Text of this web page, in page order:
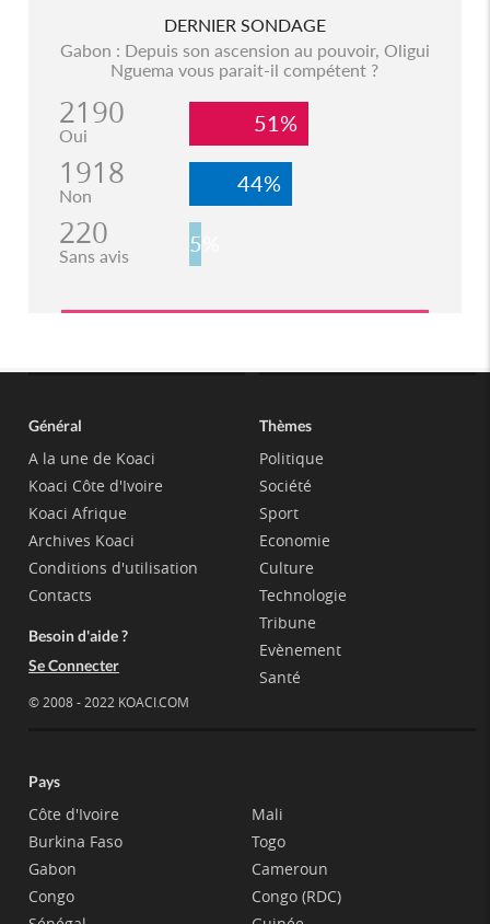
DERNIER SONDAGE
Gabon : Depuis son ascension au pouvoir, Oligui
Nguema vous parait-il compétent ?
2190
Oui 51%
1918
Non 44%
220
Sans avis 5%
Général
A la une de Koaci
Koaci Côte d'Ivoire
Koaci Afrique
Archives Koaci
Conditions d'utilisation
Contacts
Besoin d'aide ?
Se Connecter
© 2008 - 2022 KOACI.COM
Thèmes
Politique
Société
Sport
Economie
Culture
Technologie
Tribune
Evènement
Santé
Pays
Côte d'Ivoire
Burkina Faso
Gabon
Congo
Mali
Togo
Cameroun
Congo (RDC)